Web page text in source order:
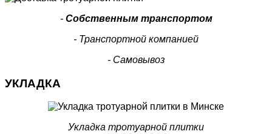
- Собственным транспортом
- Транспортной компанией
- Самовывоз
УКЛАДКА
Укладка тротуарной плитки